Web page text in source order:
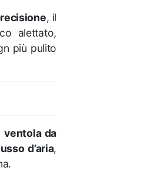
, il
alettato,
più pulito
ventola da
d’aria,